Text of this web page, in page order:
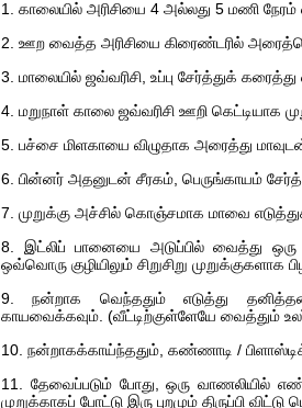
1. காலையில் அரிசியை 4 அல்லது 5 மணி
2. ஊற வைத்த அரிசியை கிரைண்டரில்
3. மாலையில் ஜவ்வரிசி, உப்பு சேர்த்துக்
4. மறுநாள் காலை ஜவ்வரிசி ஊறி கெட்டியாக
5. பச்சை மிளகாயை விழுதாக அரைத்து
6. பின்னர் அதனுடன் சீரகம், பெருங்காயம்
7. முறுக்கு அச்சில் கொஞ்சமாக மாவை
8. இட்லிப் பானையை அடுப்பில் வைத்து ஒரு
ஒவ்வொரு குழியிலும் சிறுசிறு முறுக்குகளாக
9. நன்றாக வெந்ததும் எடுத்து
காயவைக்கவும். (வீட்டிற்குள்ளேயே வைத்தும்
10. நன்றாகக்காய்ந்ததும், கண்ணாடி /
11. தேவைப்படும் போது, ஒரு வாணலியில்
முறுக்காகப் போட்டு இரு புறமும் திருப்பி